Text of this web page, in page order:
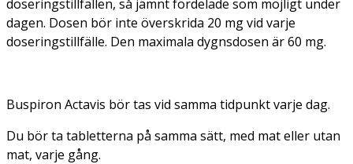
doseringstillfällen, så jämnt fördelade som möjligt under
dagen. Dosen bör inte överskrida 20 mg vid varje
doseringstillfälle. Den maximala dygnsdosen är 60 mg.
Buspiron Actavis bör tas vid samma tidpunkt varje dag.
Du bör ta tabletterna på samma sätt, med mat eller utan
mat, varje gång.